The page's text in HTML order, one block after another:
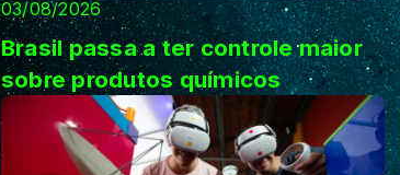
03/08/2026
Brasil passa a ter controle maior
sobre produtos químicos